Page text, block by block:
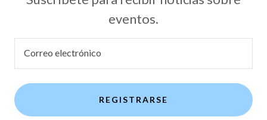
eventos.
Correo electrónico
REGISTRARSE